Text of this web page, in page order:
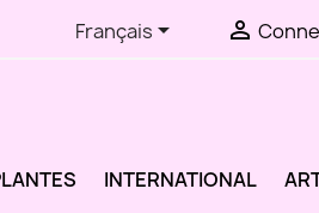
Français 
INTERNATIONAL